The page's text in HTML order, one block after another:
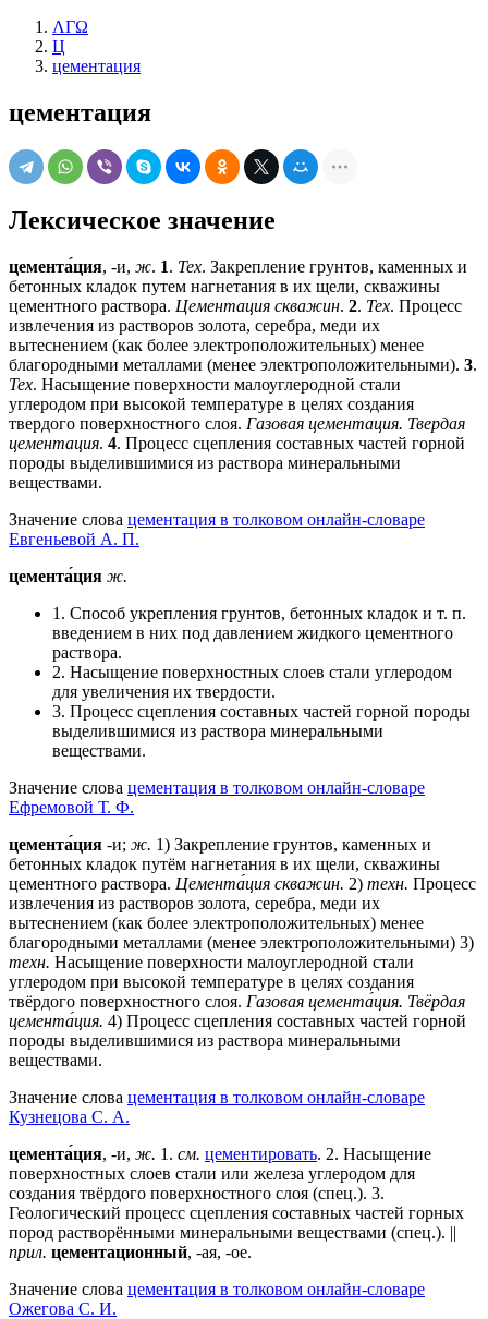
ΛΓΩ
Ц
цементация
цементация
Лексическое значение
цемента́ция, -и, ж. 1. Тех. Закрепление грунтов, каменных и
бетонных кладок путем нагнетания в их щели, скважины
цементного раствора. Цементация скважин. 2. Тех. Процесс
извлечения из растворов золота, серебра, меди их
вытеснением (как более электроположительных) менее
благородными металлами (менее электроположительными). 3.
Тех. Насыщение поверхности малоуглеродной стали
углеродом при высокой температуре в целях создания
твердого поверхностного слоя. Газовая цементация. Твердая
цементация. 4. Процесс сцепления составных частей горной
породы выделившимися из раствора минеральными
веществами.
Значение слова цементация в толковом онлайн-словаре
Евгеньевой А. П.
цемента́ция ж.
1. Способ укрепления грунтов, бетонных кладок и т. п.
введением в них под давлением жидкого цементного
раствора.
2. Насыщение поверхностных слоев стали углеродом
для увеличения их твердости.
3. Процесс сцепления составных частей горной породы
выделившимися из раствора минеральными
веществами.
Значение слова цементация в толковом онлайн-словаре
Ефремовой Т. Ф.
цемента́ция -и; ж. 1) Закрепление грунтов, каменных и
бетонных кладок путём нагнетания в их щели, скважины
цементного раствора. Цемента́ция скважин. 2) техн. Процесс
извлечения из растворов золота, серебра, меди их
вытеснением (как более электроположительных) менее
благородными металлами (менее электроположительными) 3)
техн. Насыщение поверхности малоуглеродной стали
углеродом при высокой температуре в целях создания
твёрдого поверхностного слоя. Газовая цемента́ция. Твёрдая
цемента́ция. 4) Процесс сцепления составных частей горной
породы выделившимися из раствора минеральными
веществами.
Значение слова цементация в толковом онлайн-словаре
Кузнецова С. А.
цемента́ция, -и, ж. 1. см. цементировать. 2. Насыщение
поверхностных слоев стали или железа углеродом для
создания твёрдого поверхностного слоя (спец.). 3.
Геологический процесс сцепления составных частей горных
пород растворёнными минеральными веществами (спец.). ||
прил. цементационный, -ая, -ое.
Значение слова цементация в толковом онлайн-словаре
Ожегова C. И.